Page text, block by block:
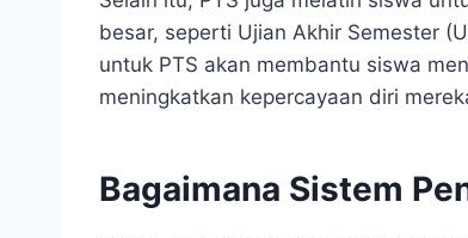
besar, seperti Ujian Akhir Semester
untuk PTS akan membantu siswa
meningkatkan kepercayaan diri
Bagaimana Sistem